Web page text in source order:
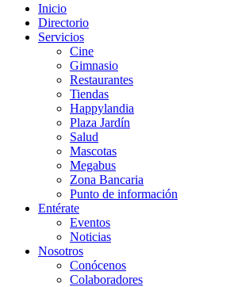
Inicio
Directorio
Servicios
Cine
Gimnasio
Restaurantes
Tiendas
Happylandia
Plaza Jardín
Salud
Mascotas
Megabus
Zona Bancaria
Punto de información
Entérate
Eventos
Noticias
Nosotros
Conócenos
Colaboradores